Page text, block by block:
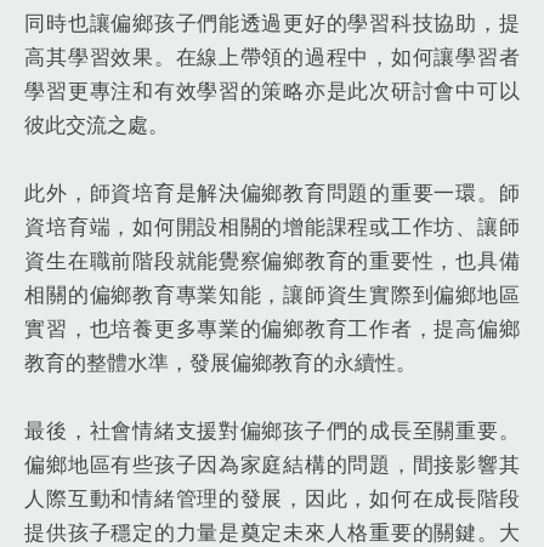
同時也讓偏鄉孩子們能透過更好的學習科技協助，提
高其學習效果。在線上帶領的過程中，如何讓學習者
學習更專注和有效學習的策略亦是此次研討會中可以
彼此交流之處。
此外，師資培育是解決偏鄉教育問題的重要一環。師
資培育端，如何開設相關的增能課程或工作坊、讓師
資生在職前階段就能覺察偏鄉教育的重要性，也具備
相關的偏鄉教育專業知能，讓師資生實際到偏鄉地區
實習，也培養更多專業的偏鄉教育工作者，提高偏鄉
教育的整體水準，發展偏鄉教育的永續性。
最後，社會情緒支援對偏鄉孩子們的成長至關重要。
偏鄉地區有些孩子因為家庭結構的問題，間接影響其
人際互動和情緒管理的發展，因此，如何在成長階段
提供孩子穩定的力量是奠定未來人格重要的關鍵。大